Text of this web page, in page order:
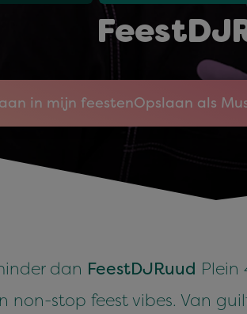
in mijn feestenOpslaan als
dan FeestDJRuud Plein
non-stop feest vibes. Van